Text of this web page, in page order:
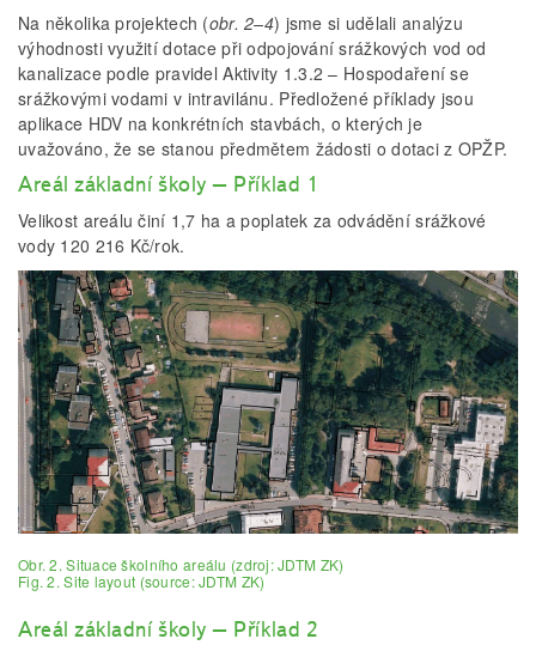
Na několika projektech (obr. 2–4) jsme si udělali analýzu
výhodnosti využití dotace při odpojování srážkových vod od
kanalizace podle pravidel Aktivity 1.3.2 – Hospodaření se
srážkovými vodami v intravilánu. Předložené příklady jsou
aplikace HDV na konkrétních stavbách, o kterých je
uvažováno, že se stanou předmětem žádosti o dotaci z OPŽP.
Areál základní školy – Příklad 1
Velikost areálu činí 1,7 ha a poplatek za odvádění srážkové
vody 120 216 Kč/rok.
Obr. 2. Situace školního areálu (zdroj: JDTM ZK)
Fig. 2. Site layout (source: JDTM ZK)
Areál základní školy – Příklad 2